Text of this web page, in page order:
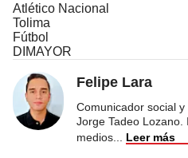
Atlético Nacional
Tolima
Fútbol
DIMAYOR
Felipe Lara
Comunicador social
Jorge Tadeo Lozano.
medios
Leer más